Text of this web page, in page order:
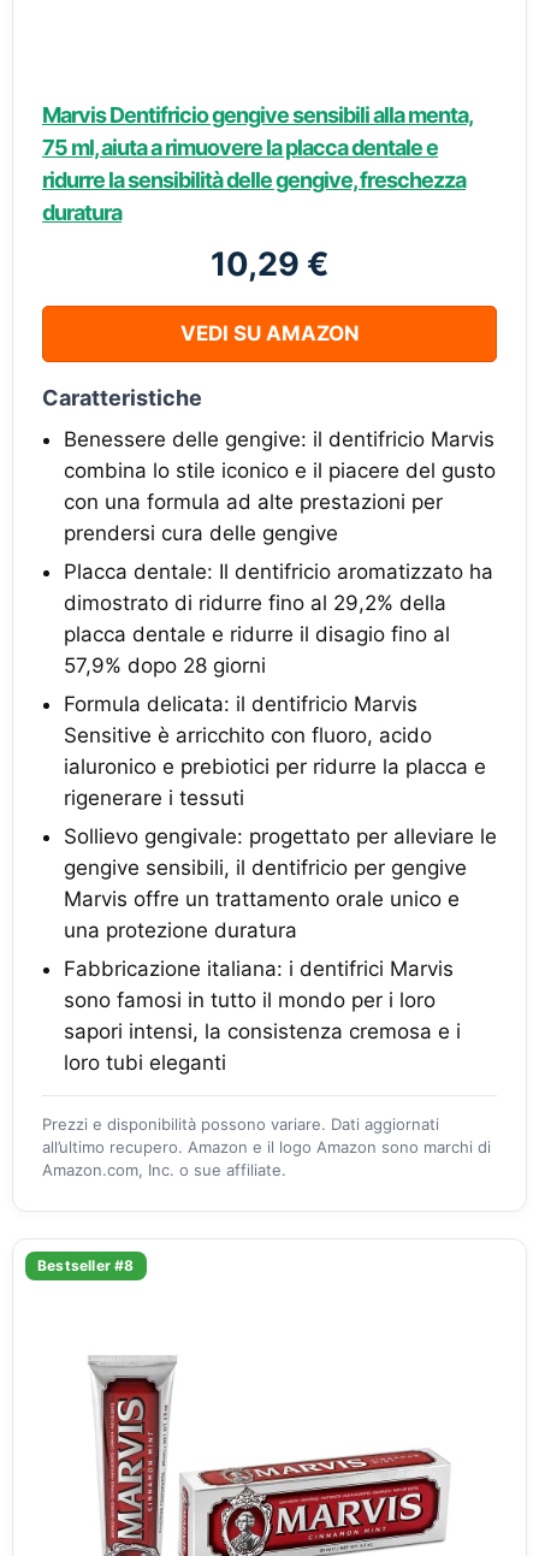
Marvis Dentifricio gengive sensibili alla menta,
75 ml, aiuta a rimuovere la placca dentale e
ridurre la sensibilità delle gengive, freschezza
duratura
10,29 €
VEDI SU AMAZON
Caratteristiche
Benessere delle gengive: il dentifricio Marvis
combina lo stile iconico e il piacere del gusto
con una formula ad alte prestazioni per
prendersi cura delle gengive
Placca dentale: Il dentifricio aromatizzato ha
dimostrato di ridurre fino al 29,2% della
placca dentale e ridurre il disagio fino al
57,9% dopo 28 giorni
Formula delicata: il dentifricio Marvis
Sensitive è arricchito con fluoro, acido
ialuronico e prebiotici per ridurre la placca e
rigenerare i tessuti
Sollievo gengivale: progettato per alleviare le
gengive sensibili, il dentifricio per gengive
Marvis offre un trattamento orale unico e
una protezione duratura
Fabbricazione italiana: i dentifrici Marvis
sono famosi in tutto il mondo per i loro
sapori intensi, la consistenza cremosa e i
loro tubi eleganti
Prezzi e disponibilità possono variare. Dati aggiornati
all’ultimo recupero. Amazon e il logo Amazon sono marchi di
Amazon.com, Inc. o sue affiliate.
Bestseller #8